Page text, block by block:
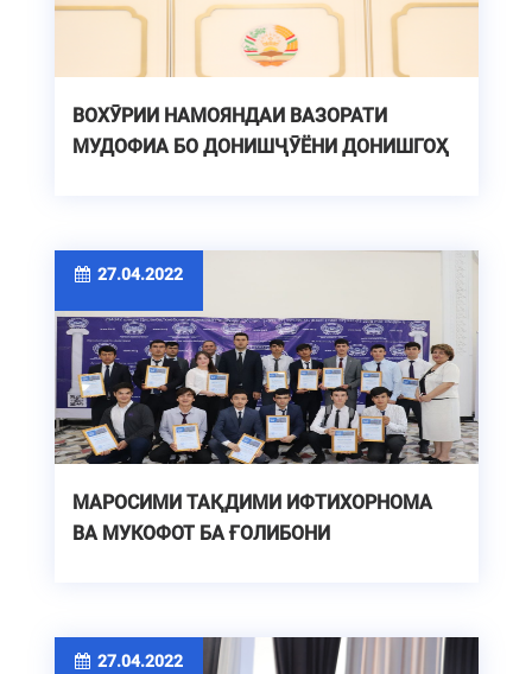
ВОХӮРИИ НАМОЯНДАИ ВАЗОРАТИ
МУДОФИА БО ДОНИШҶӮЁНИ ДОНИШГОҲ
27.04.2022
МАРОСИМИ ТАҚДИМИ ИФТИХОРНОМА
ВА МУКОФОТ БА ҒОЛИБОНИ
27.04.2022